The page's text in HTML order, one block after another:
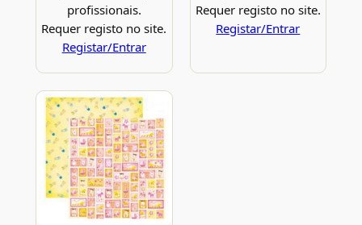
profissionais.
Requer registo no site.
Registar/Entrar
Requer registo no site.
Registar/Entrar